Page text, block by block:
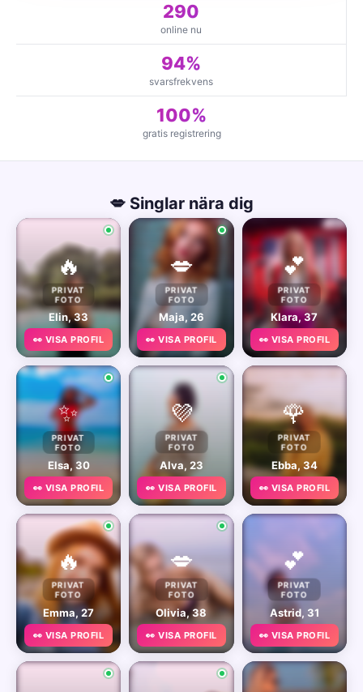
290
online nu
94%
svarsfrekvens
100%
gratis registrering
💋 Singlar nära dig
🔥
PRIVAT
FOTO
Elin, 33
👀 VISA PROFIL
💋
PRIVAT
FOTO
Maja, 26
👀 VISA PROFIL
💕
PRIVAT
FOTO
Klara, 37
👀 VISA PROFIL
✨
PRIVAT
FOTO
Elsa, 30
👀 VISA PROFIL
💜
PRIVAT
FOTO
Alva, 23
👀 VISA PROFIL
🌹
PRIVAT
FOTO
Ebba, 34
👀 VISA PROFIL
🔥
PRIVAT
FOTO
Emma, 27
👀 VISA PROFIL
💋
PRIVAT
FOTO
Olivia, 38
👀 VISA PROFIL
💕
PRIVAT
FOTO
Astrid, 31
👀 VISA PROFIL